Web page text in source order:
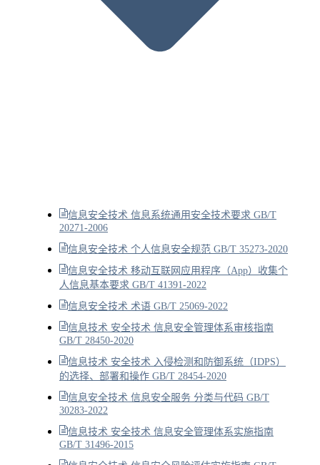
信息安全技术 信息系统通用安全技术要求 GB/T
20271-2006
信息安全技术 个人信息安全规范 GB/T 35273-2020
信息安全技术 移动互联网应用程序（App）收集个
人信息基本要求 GB/T 41391-2022
信息安全技术 术语 GB/T 25069-2022
信息技术 安全技术 信息安全管理体系审核指南
GB/T 28450-2020
信息技术 安全技术 入侵检测和防御系统（IDPS）
的选择、部署和操作 GB/T 28454-2020
信息安全技术 信息安全服务 分类与代码 GB/T
30283-2022
信息技术 安全技术 信息安全管理体系实施指南
GB/T 31496-2015